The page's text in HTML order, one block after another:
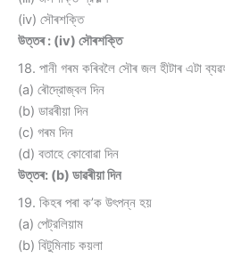
(iv) সৌৰশক্তি
উত্তৰ : (iv) সৌৰশক্তি
18. পানী গৰম কৰিবলৈ সৌৰ জল হীটাৰ এটা
(a) ৰৌদ্রোজ্বল দিন
(b) ডাৱৰীয়া দিন
(c) গৰম দিন
(d) বতাহে কোবোৱা দিন
উত্তৰ: (b) ডাৱৰীয়া দিন
19. কিহৰ পৰা ক’ক উৎপন্ন হয়
(a) পেট্রলিয়াম
(b) বিটুমিনাচ কয়লা